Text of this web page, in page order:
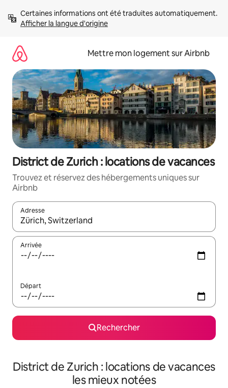
directement
Afficher la langue d'origine
Mettre mon logement sur Airbnb
District de Zurich : locations de vacances
Trouvez et réservez des hébergements uniques sur
Airbnb
Adresse
Lorsque les résultats s'affichent, utilisez les flèches vers le
Arrivée
Départ
Rechercher
District de Zurich : locations de vacances
les mieux notées